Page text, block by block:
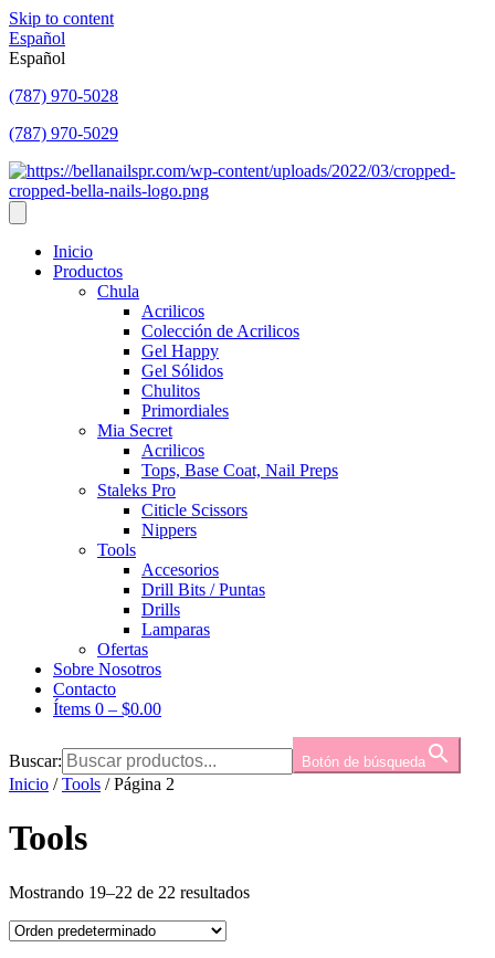
Skip to content
Español
Español
(787) 970-5028
(787) 970-5029
Inicio
Productos
Chula
Acrilicos
Colección de Acrilicos
Gel Happy
Gel Sólidos
Chulitos
Primordiales
Mia Secret
Acrilicos
Tops, Base Coat, Nail Preps
Staleks Pro
Citicle Scissors
Nippers
Tools
Accesorios
Drill Bits / Puntas
Drills
Lamparas
Ofertas
Sobre Nosotros
Contacto
Ítems 0 – $0.00
Buscar: Botón de búsqueda
Inicio /Tools / Página 2
Tools
Mostrando 19–22 de 22 resultados